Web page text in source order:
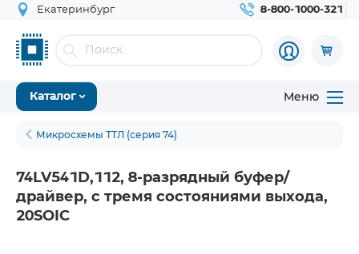
Екатеринбург 8-800-1000-321
Каталог Меню
Микросхемы ТТЛ (серия 74)
74LV541D,112, 8-разрядный буфер/
драйвер, с тремя состояниями выхода,
20SOIC